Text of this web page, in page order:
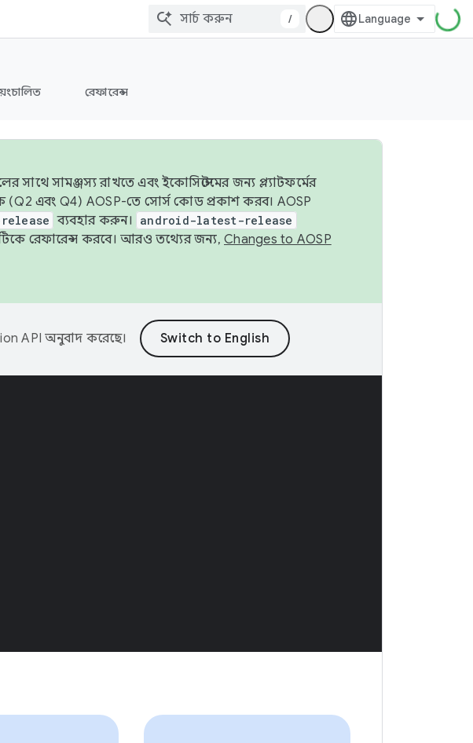
/
রেফারেন্স
সাথে সামঞ্জস্য রাখতে এবং ইকোসিস্টেমের জন্য প্ল্যাটফর্মের
(Q2 এবং Q4) AOSP-তে সোর্স কোড প্রকাশ করব। AOSP
ব্যবহার করুন। android-latest-release
রেফারেন্স করবে। আরও তথ্যের জন্য, Changes to AOSP
API অনুবাদ করেছে।